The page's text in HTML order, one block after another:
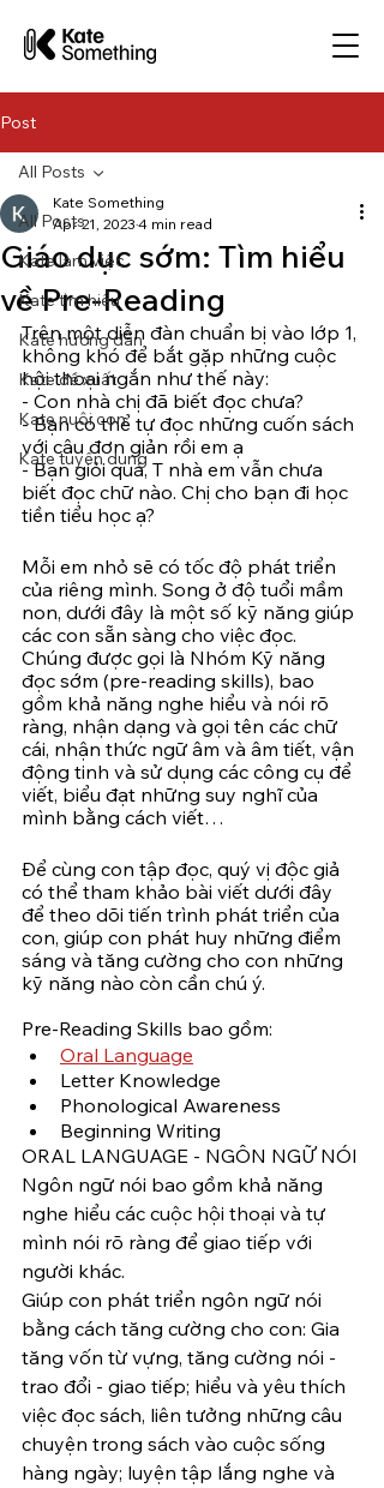
Post
All Posts
Kate làm việc
Kate tìm hiểu
Kate hướng dẫn
Kate đề xuất
Kate nuôi con
Kate tuyển dụng
All Posts
Giáo dục sớm: Tìm hiểu
về Pre-Reading
Kate Something
Apr 21, 2023 4 min read
Trên một diễn đàn chuẩn bị vào lớp 1,
không khó để bắt gặp những cuộc
hội thoại ngắn như thế này:
- Con nhà chị đã biết đọc chưa?
- Bạn có thể tự đọc những cuốn sách
với câu đơn giản rồi em ạ
- Bạn giỏi quá, T nhà em vẫn chưa
biết đọc chữ nào. Chị cho bạn đi học
tiền tiểu học ạ?
Mỗi em nhỏ sẽ có tốc độ phát triển
của riêng mình. Song ở độ tuổi mầm
non, dưới đây là một số kỹ năng giúp
các con sẵn sàng cho việc đọc.
Chúng được gọi là Nhóm Kỹ năng
đọc sớm (pre-reading skills), bao
gồm khả năng nghe hiểu và nói rõ
ràng, nhận dạng và gọi tên các chữ
cái, nhận thức ngữ âm và âm tiết, vận
động tinh và sử dụng các công cụ để
viết, biểu đạt những suy nghĩ của
mình bằng cách viết…
Để cùng con tập đọc, quý vị độc giả
có thể tham khảo bài viết dưới đây
để theo dõi tiến trình phát triển của
con, giúp con phát huy những điểm
sáng và tăng cường cho con những
kỹ năng nào còn cần chú ý.
Pre-Reading Skills bao gồm:
Oral Language
Letter Knowledge
Phonological Awareness
Beginning Writing
ORAL LANGUAGE - NGÔN NGỮ NÓI
Ngôn ngữ nói bao gồm khả năng
nghe hiểu các cuộc hội thoại và tự
mình nói rõ ràng để giao tiếp với
người khác.
Giúp con phát triển ngôn ngữ nói
bằng cách tăng cường cho con: Gia
tăng vốn từ vựng, tăng cường nói -
trao đổi - giao tiếp; hiểu và yêu thích
việc đọc sách, liên tưởng những câu
chuyện trong sách vào cuộc sống
hàng ngày; luyện tập lắng nghe và